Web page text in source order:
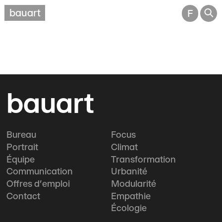
bauart F 🔎
bauart
Bureau
Portrait
Équipe
Communication
Offres d'emploi
Contact
Focus
Climat
Transformation
Urbanité
Modularité
Empathie
Écologie